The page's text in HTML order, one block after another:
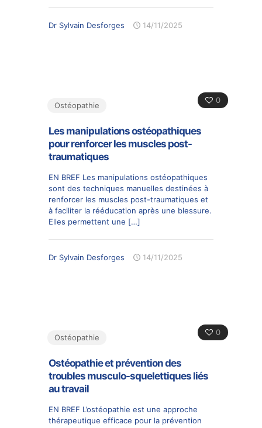
Dr Sylvain Desforges 14/11/2025
0
Ostéopathie
Les manipulations ostéopathiques
pour renforcer les muscles post-
traumatiques
EN BREF Les manipulations ostéopathiques
sont des techniques manuelles destinées à
renforcer les muscles post-traumatiques et
à faciliter la rééducation après une blessure.
Elles permettent une […]
Dr Sylvain Desforges 14/11/2025
0
Ostéopathie
Ostéopathie et prévention des
troubles musculo-squelettiques liés
au travail
EN BREF L’ostéopathie est une approche
thérapeutique efficace pour la prévention